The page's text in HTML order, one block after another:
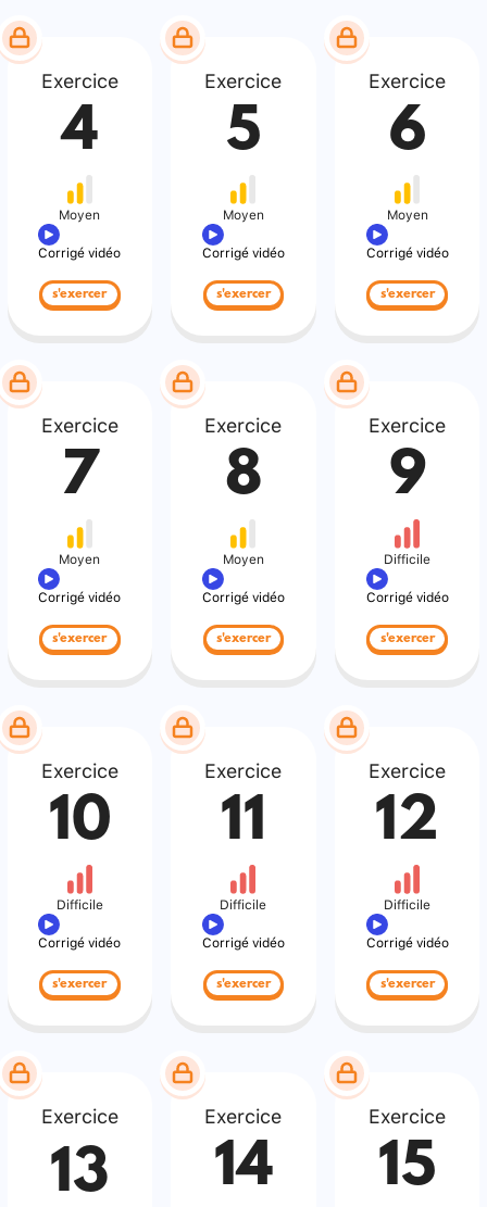
Exercice
4
Moyen
Corrigé vidéo
s'exercer
Exercice
5
Moyen
Corrigé vidéo
s'exercer
Exercice
6
Moyen
Corrigé vidéo
s'exercer
Exercice
7
Moyen
Corrigé vidéo
s'exercer
Exercice
8
Moyen
Corrigé vidéo
s'exercer
Exercice
9
Difficile
Corrigé vidéo
s'exercer
Exercice
10
Difficile
Corrigé vidéo
s'exercer
Exercice
11
Difficile
Corrigé vidéo
s'exercer
Exercice
12
Difficile
Corrigé vidéo
s'exercer
Exercice
13
Exercice
14
Exercice
15